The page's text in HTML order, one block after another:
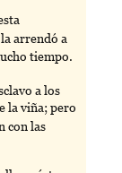
, la arrendó a
tiempo.
a los
la viña; pero
con las